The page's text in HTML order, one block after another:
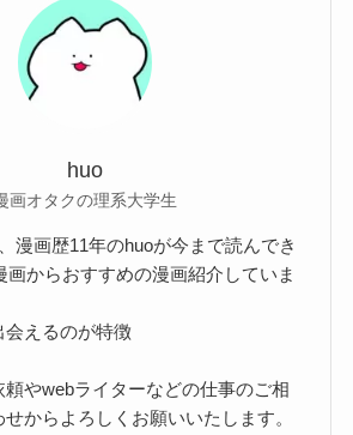
huo
画オタクの理系大学生
漫画歴11年のhuoが今まで読んでき
画からおすすめの漫画紹介していま
会えるのが特徴
頼やwebライターなどの仕事のご相
からよろしくお願いいたします。